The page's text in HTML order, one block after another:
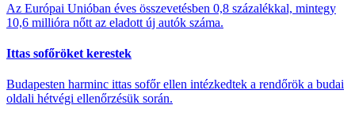
Az Európai Unióban éves összevetésben 0,8 százalékkal, mintegy
10,6 millióra nőtt az eladott új autók száma.
Ittas sofőröket kerestek
Budapesten harminc ittas sofőr ellen intézkedtek a rendőrök a budai
oldali hétvégi ellenőrzésük során.